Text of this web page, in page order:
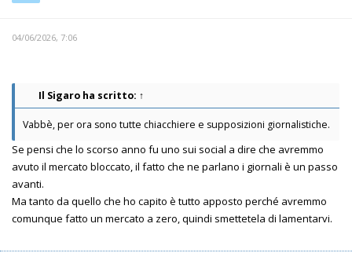
04/06/2026, 7:06
Il Sigaro ha scritto: ↑
Vabbè, per ora sono tutte chiacchiere e supposizioni giornalistiche.
Se pensi che lo scorso anno fu uno sui social a dire che avremmo
avuto il mercato bloccato, il fatto che ne parlano i giornali è un passo
avanti.
Ma tanto da quello che ho capito è tutto apposto perché avremmo
comunque fatto un mercato a zero, quindi smettetela di lamentarvi.